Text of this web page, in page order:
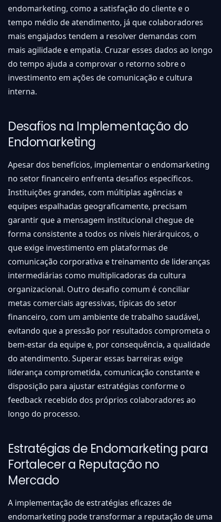
endomarketing, como a satisfação do cliente e o
tempo médio de atendimento, já que colaboradores
mais engajados tendem a resolver demandas com
mais agilidade e empatia. Cruzar esses dados ao longo
do tempo ajuda a comprovar o retorno sobre o
investimento em ações de comunicação e cultura
interna.
Desafios na Implementação do
Endomarketing
Apesar dos benefícios, implementar o endomarketing
no setor financeiro enfrenta desafios específicos.
Instituições grandes, com múltiplas agências e
equipes espalhadas geograficamente, precisam
garantir que a mensagem institucional chegue de
forma consistente a todos os níveis hierárquicos, o
que exige investimento em plataformas de
comunicação corporativa e treinamento de lideranças
intermediárias como multiplicadoras da cultura
organizacional. Outro desafio comum é conciliar
metas comerciais agressivas, típicas do setor
financeiro, com um ambiente de trabalho saudável,
evitando que a pressão por resultados comprometa o
bem-estar da equipe e, por consequência, a qualidade
do atendimento. Superar essas barreiras exige
liderança comprometida, comunicação constante e
disposição para ajustar estratégias conforme o
feedback recebido dos próprios colaboradores ao
longo do processo.
Estratégias de Endomarketing para
Fortalecer a Reputação no
Mercado
A implementação de estratégias eficazes de
endomarketing pode transformar a reputação de uma